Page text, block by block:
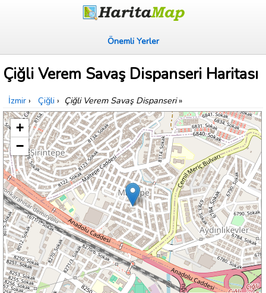
Önemli Yerler
Çiğli Verem Savaş Dispanseri Haritası
İzmir › Çiğli › Çiğli Verem Savaş Dispanseri»
+
−